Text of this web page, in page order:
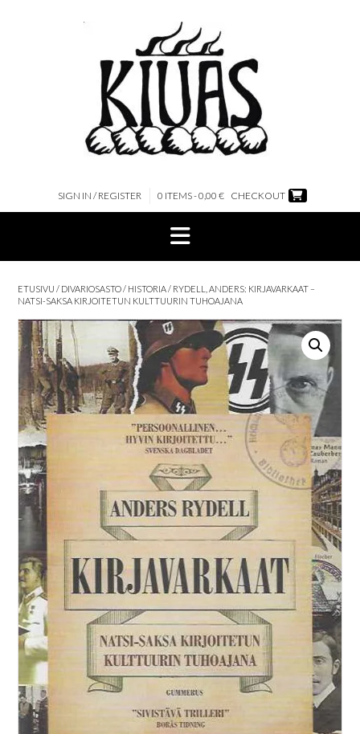
SIGN IN / REGISTER 0 ITEMS - 0,00 € CHECKOUT
ETUSIVU / DIVARIOSASTO/ HISTORIA/ RYDELL, ANDERS: KIRJAVARKAAT –
NATSI-SAKSA KIRJOITETUN KULTTUURIN TUHOAJANA